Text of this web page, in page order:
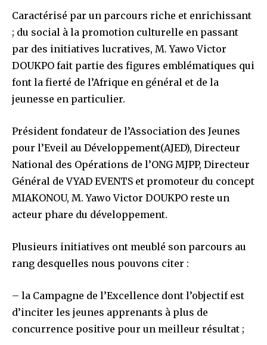
Caractérisé par un parcours riche et enrichissant
; du social à la promotion culturelle en passant
par des initiatives lucratives, M. Yawo Victor
DOUKPO fait partie des figures emblématiques qui
font la fierté de l’Afrique en général et de la
jeunesse en particulier.
Président fondateur de l’Association des Jeunes
pour l’Eveil au Développement(AJED), Directeur
National des Opérations de l’ONG MJPP, Directeur
Général de VYAD EVENTS et promoteur du concept
MIAKONOU, M. Yawo Victor DOUKPO reste un
acteur phare du développement.
Plusieurs initiatives ont meublé son parcours au
rang desquelles nous pouvons citer :
– la Campagne de l’Excellence dont l’objectif est
d’inciter les jeunes apprenants à plus de
concurrence positive pour un meilleur résultat ;